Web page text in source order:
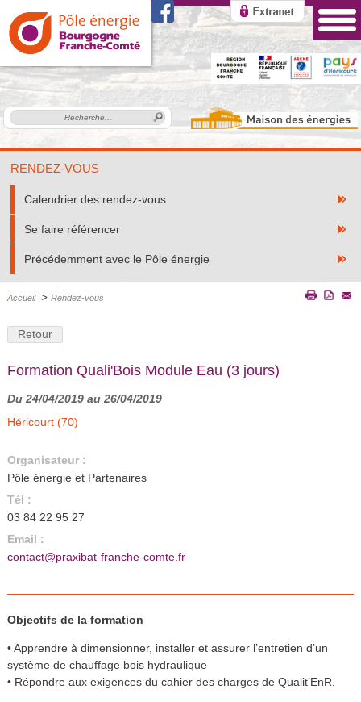
RENDEZ-VOUS
Calendrier des rendez-vous
Se faire référencer
Précédemment avec le Pôle énergie
Accueil > Rendez-vous
Retour
Formation Quali'Bois Module Eau (3 jours)
Du 24/04/2019 au 26/04/2019
Héricourt (70)
Organisateur :
Pôle énergie et Partenaires
Tél :
03 84 22 95 27
Email :
contact@praxibat-franche-comte.fr
Objectifs de la formation
• Apprendre à dimensionner, installer et assurer l’entretien d’un
système de chauffage bois hydraulique
• Répondre aux exigences du cahier des charges de Qualit’EnR.